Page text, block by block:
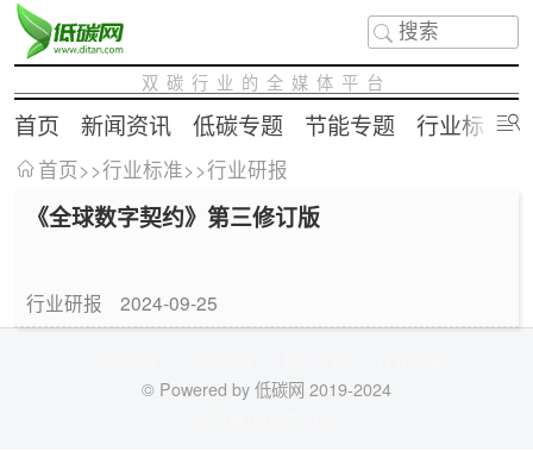
双碳行业的全媒体平台
首页 新闻资讯 低碳专题 节能专题 行业标准
首页>>行业标准>>行业研报
《全球数字契约》第三修订版
行业研报 2024-09-25
© Powered by 低碳网 2019-2024